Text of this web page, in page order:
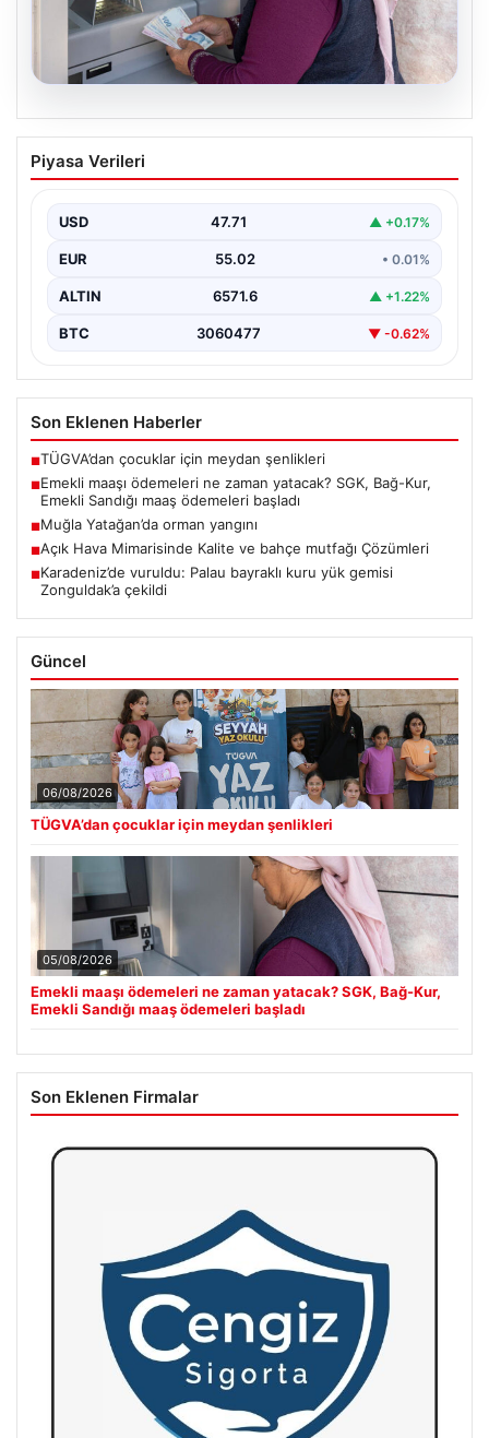
05.08.2026
Emekli maaşı ödemeleri ne zaman
yatacak? SGK, Bağ-Kur, Emekli Sandığı
Piyasa Verileri
USD 47.71 ▲ +0.17%
EUR 55.02 • 0.01%
ALTIN 6571.6 ▲ +1.22%
BTC 3060477 ▼ -0.62%
Son Eklenen Haberler
■TÜGVA’dan çocuklar için meydan şenlikleri
■Emekli maaşı ödemeleri ne zaman yatacak? SGK, Bağ-Kur,
Emekli Sandığı maaş ödemeleri başladı
■Muğla Yatağan’da orman yangını
■Açık Hava Mimarisinde Kalite ve bahçe mutfağı Çözümleri
■Karadeniz’de vuruldu: Palau bayraklı kuru yük gemisi
Zonguldak’a çekildi
Güncel
06/08/2026
TÜGVA’dan çocuklar için meydan şenlikleri
05/08/2026
Emekli maaşı ödemeleri ne zaman yatacak? SGK, Bağ-Kur,
Emekli Sandığı maaş ödemeleri başladı
Son Eklenen Firmalar